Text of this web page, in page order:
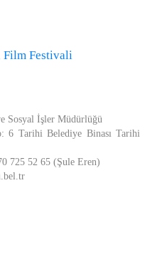
Film Festivali
Sosyal İşler Müdürlüğü
6 Tarihi Belediye Binası Tarihi
725 52 65 (Şule Eren)